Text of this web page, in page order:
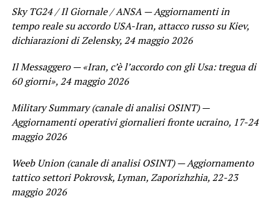
Sky TG24 / Il Giornale / ANSA — Aggiornamenti in
tempo reale su accordo USA-Iran, attacco russo su Kiev,
dichiarazioni di Zelensky, 24 maggio 2026
Il Messaggero — «Iran, c’è l’accordo con gli Usa: tregua di
60 giorni», 24 maggio 2026
Military Summary (canale di analisi OSINT) —
Aggiornamenti operativi giornalieri fronte ucraino, 17-24
maggio 2026
Weeb Union (canale di analisi OSINT) — Aggiornamento
tattico settori Pokrovsk, Lyman, Zaporizhzhia, 22-23
maggio 2026